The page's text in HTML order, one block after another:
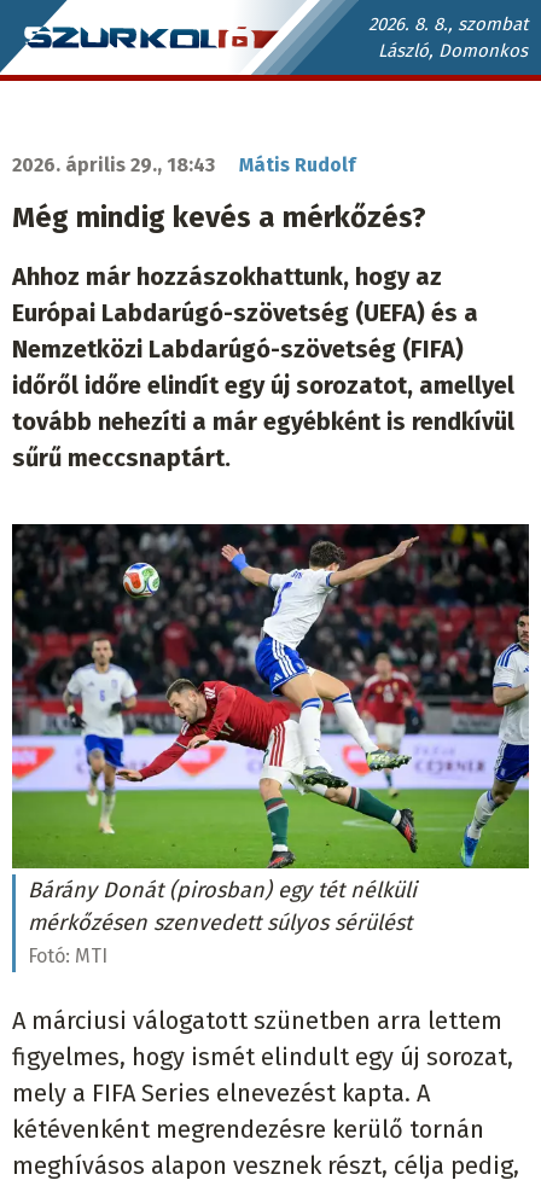
Ugrás
a
2026. 8. 8., szombat
László, Domonkos
Szurkoló.sk
2026. április 29., 18:43 Mátis Rudolf
Még mindig kevés a mérkőzés?
Ahhoz már hozzászokhattunk, hogy az
Európai Labdarúgó-szövetség (UEFA) és a
Nemzetközi Labdarúgó-szövetség (FIFA)
időről időre elindít egy új sorozatot, amellyel
tovább nehezíti a már egyébként is rendkívül
sűrű meccsnaptárt.
Bárány Donát (pirosban) egy tét nélküli
mérkőzésen szenvedett súlyos sérülést
Fotó: MTI
A márciusi válogatott szünetben arra lettem
figyelmes, hogy ismét elindult egy új sorozat,
mely a FIFA Series elnevezést kapta. A
kétévenként megrendezésre kerülő tornán
meghívásos alapon vesznek részt, célja pedig,